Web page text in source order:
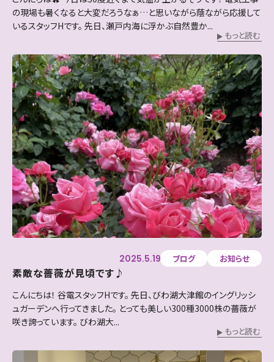
の現場も暑くなると大変だろうなぁ…と思いながら蔭ながら応援して
いるスタッフHです。 先日、瀬戸内海に浮かぶ自然豊か...
もっと読む
素敵な薔薇が見頃です♪
2025.5.19 ブログ お知らせ
こんにちは！ 谷電スタッフHです。 先日、びわ湖大津館のイングリッシ
ュガーデンへ行ってきました。 とっても美しい300種3000株の薔薇が
咲き誇っています。 びわ湖大...
もっと読む